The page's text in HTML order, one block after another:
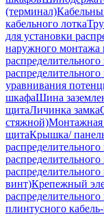
(терминал)
кабельного лотка
для установки
наружного монтажа
уравнивания
шкафаШина
щитаЛичинка замка
стяжной)Монтажная
щитаКрышка/
винт)Крепежный
плинтусного